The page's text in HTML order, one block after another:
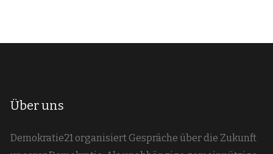
Über uns
Demokratie21 organisiert Gespräche über die Zukunft